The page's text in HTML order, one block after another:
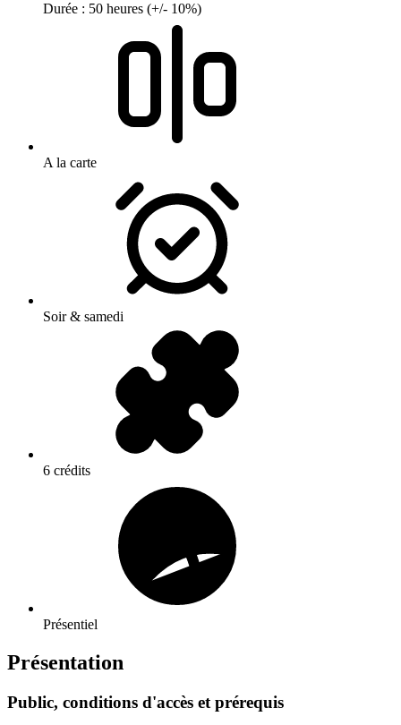
Durée : 50 heures (+/- 10%)
A la carte
Soir & samedi
6 crédits
Présentiel
Présentation
Public, conditions d'accès et prérequis